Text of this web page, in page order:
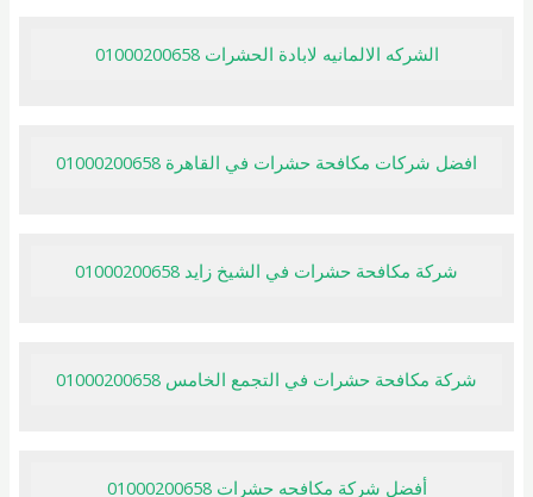
الشركه الالمانيه لابادة الحشرات 01000200658
افضل شركات مكافحة حشرات في القاهرة 01000200658
شركة مكافحة حشرات في الشيخ زايد 01000200658
شركة مكافحة حشرات في التجمع الخامس 01000200658
أفضل شركة مكافحه حشرات 01000200658